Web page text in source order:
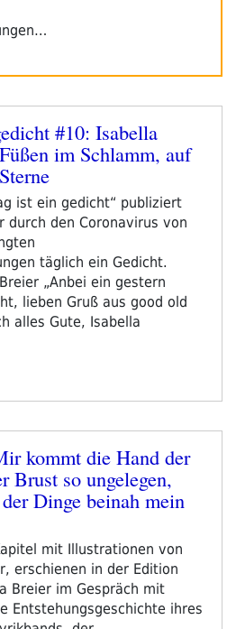
#10: Isabella
im Schlamm, auf
ist ein gedicht“ publiziert
durch den Coronavirus von
täglich ein Gedicht.
„Anbei ein gestern
lieben Gruß aus good old
alles Gute, Isabella
kommt die Hand der
Brust so ungelegen,
Dinge beinah mein
mit Illustrationen von
erschienen in der Edition
Breier im Gespräch mit
Entstehungsgeschichte ihres